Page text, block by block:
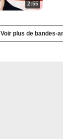
2:55
Voir plus de bandes-